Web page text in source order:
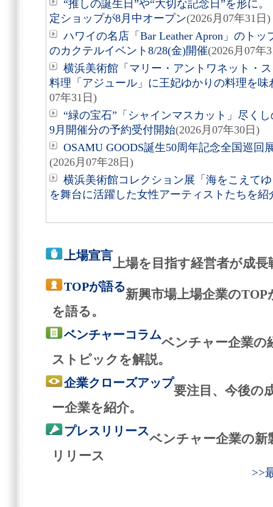
“推しの誕生日”や“大切な記念日”を形に。
定ショップが8月中オープン(2026月07年31日)
ハワイの名店「Bar Leather Apron」のト
のカクテルイベント8/28(金)開催(2026月07年
横浜美術館「マリー・アントワネット・
料理「アジュール」に王妃ゆかりの料理を
07年31日)
“緑の宝石”「シャインマスカット」尽く
9月開催分の予約受付開始(2026月07年30日)
OSAMU GOODS誕生50周年記念全国巡回
(2026月07年28日)
横浜美術館コレクション展「海をこえて
を舞台に活躍した女性アーティストたちを紹
上場宣言
上場を目指す経営者が成
TOPが語る
新興市場上場企業の
を語る。
ベンチャーコラム
ベンチャー企業の
ストピックを解説。
企業クローズアップ
要注目、今後の
ー企業を紹介。
プレスリリース
ベンチャー企業の新
リリース
>>